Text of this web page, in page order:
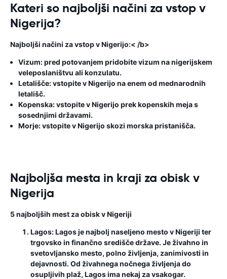
Kateri so najboljši načini za vstop v
Nigerija?
Najboljši načini za vstop v Nigerijo:< /b>
Vizum: pred potovanjem pridobite vizum na nigerijskem
veleposlaništvu ali konzulatu.
Letališče: vstopite v Nigerijo na enem od mednarodnih
letališč.
Kopenska: vstopite v Nigerijo prek kopenskih meja s
sosednjimi državami.
Morje: vstopite v Nigerijo skozi morska pristanišča.
Najboljša mesta in kraji za obisk v
Nigerija
5 najboljših mest za obisk v Nigeriji
Lagos:Lagos je najbolj naseljeno mesto v Nigeriji ter
trgovsko in finančno središče države. Je živahno in
svetovljansko mesto, polno življenja, zanimivosti in
dejavnosti. Od živahnega nočnega življenja do
osupljivih plaž, Lagos ima nekaj za vsakogar.